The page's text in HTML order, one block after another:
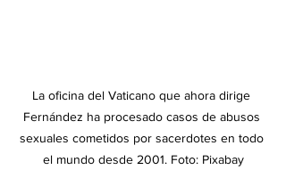
La oficina del Vaticano que ahora dirige
Fernández ha procesado casos de abusos
sexuales cometidos por sacerdotes en todo
el mundo desde 2001. Foto: Pixabay